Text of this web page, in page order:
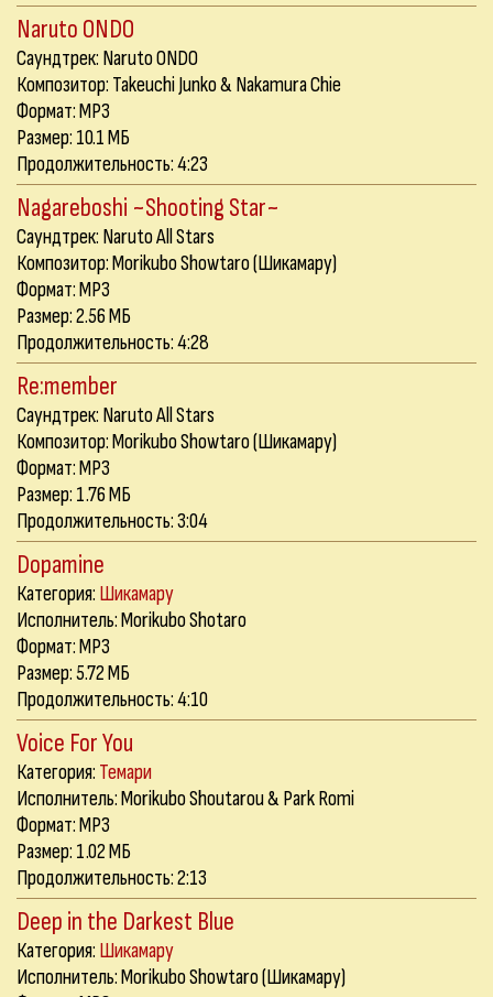
Naruto ONDO
Саундтрек: Naruto ONDO
Композитор: Takeuchi Junko & Nakamura Chie
Формат: MP3
Размер: 10.1 МБ
Продолжительность: 4:23
Nagareboshi ~Shooting Star~
Саундтрек: Naruto All Stars
Композитор: Morikubo Showtaro (Шикамару)
Формат: MP3
Размер: 2.56 МБ
Продолжительность: 4:28
Re:member
Саундтрек: Naruto All Stars
Композитор: Morikubo Showtaro (Шикамару)
Формат: MP3
Размер: 1.76 МБ
Продолжительность: 3:04
Dopamine
Категория: Шикамару
Исполнитель: Morikubo Shotaro
Формат: MP3
Размер: 5.72 МБ
Продолжительность: 4:10
Voice For You
Категория: Темари
Исполнитель: Morikubo Shoutarou & Park Romi
Формат: MP3
Размер: 1.02 МБ
Продолжительность: 2:13
Deep in the Darkest Blue
Категория: Шикамару
Исполнитель: Morikubo Showtaro (Шикамару)